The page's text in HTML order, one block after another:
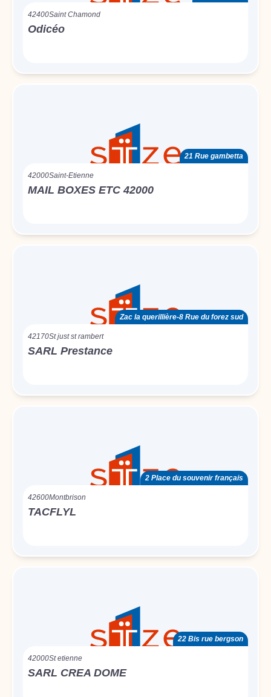
42400Saint Chamond
Odicéo
21 Rue gambetta
42000Saint-Etienne
MAIL BOXES ETC 42000
Zac la querillière-8 Rue du forez sud
42170St just st rambert
SARL Prestance
2 Place du souvenir français
42600Montbrison
TACFLYL
22 Bis rue bergson
42000St etienne
SARL CREA DOME